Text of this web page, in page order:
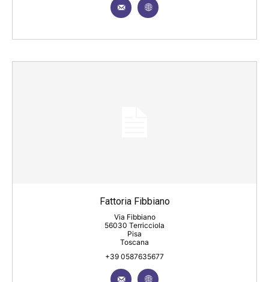
Fattoria Fibbiano
Via Fibbiano
56030 Terricciola
Pisa
Toscana
+39 0587635677